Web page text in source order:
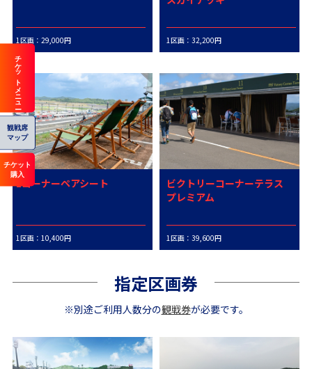
チケットメニュー
観戦席
マップ
チケット
購入
1区画：29,000円 1区画：32,200円
1コーナーペアシート
1区画：10,400円
ビクトリーコーナーテラス
プレミアム
1区画：39,600円
指定区画券
※別途ご利用人数分の観戦券が必要です。